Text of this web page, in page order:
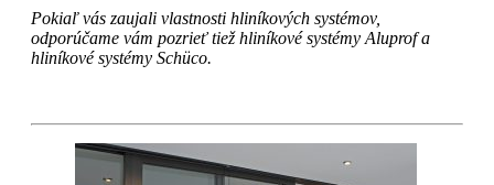
Pokiaľ vás zaujali vlastnosti hliníkových systémov,
odporúčame vám pozrieť tiež hliníkové systémy Aluprof a
hliníkové systémy Schüco.